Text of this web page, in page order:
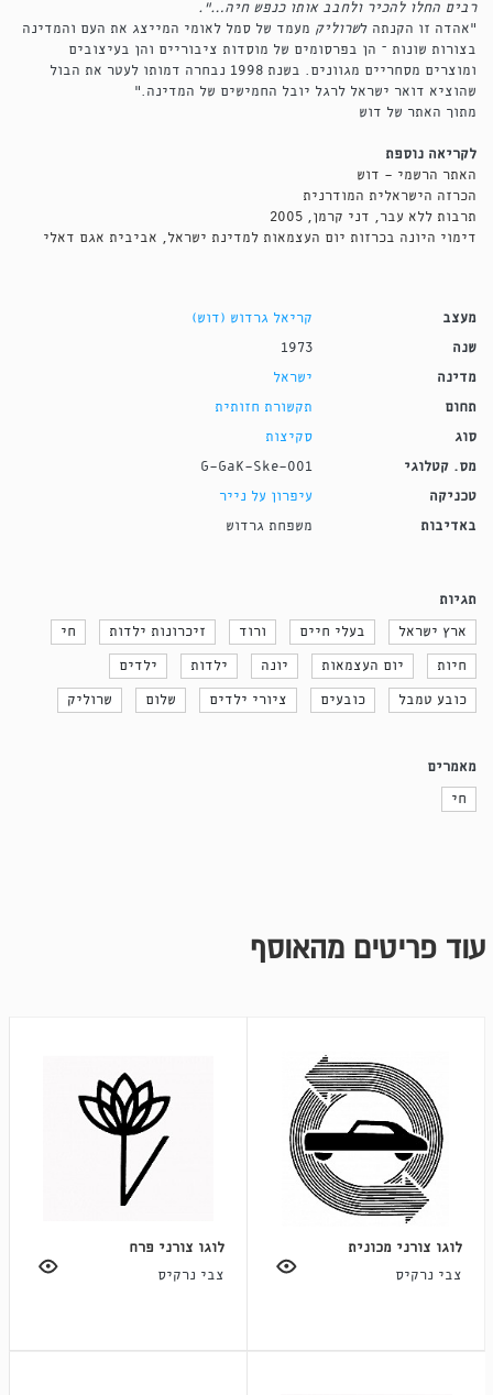
רבים החלו להכיר ולחבב אותו כנפש חיה…".
"אהדה זו הקנתה לשרוליק מעמד של סמל לאומי המייצג את העם והמדינה
בצורות שונות – הן בפרסומים של מוסדות ציבוריים והן בעיצובים
ומוצרים מסחריים מגוונים. בשנת 1998 נבחרה דמותו לעטר את הבול
שהוציא דואר ישראל לרגל יובל החמישים של המדינה."
מתוך האתר של דוש
לקריאה נוספת
האתר הרשמי - דוש
הכרזה הישראלית המודרנית
תרבות ללא עבר, דני קרמן, 2005
דימוי היונה בכרזות יום העצמאות למדינת ישראל, אביבית אגם דאלי
מעצב קריאל גרדוש (דוש)
שנה 1973
מדינה ישראל
תחום תקשורת חזותית
סוג סקיצות
מס. קטלוגי G-GaK-Ske-001
טכניקה עיפרון על נייר
באדיבות משפחת גרדוש
תגיות
ארץ ישראל בעלי חיים ורוד זיכרונות ילדות חי
חיות יום העצמאות יונה ילדות ילדים
כובע טמבל כובעים ציורי ילדים שלום שרוליק
מאמרים
חי
עוד פריטים מהאוסף
לוגו צורני מכונית
צבי נרקיס
לוגו צורני פרח
צבי נרקיס